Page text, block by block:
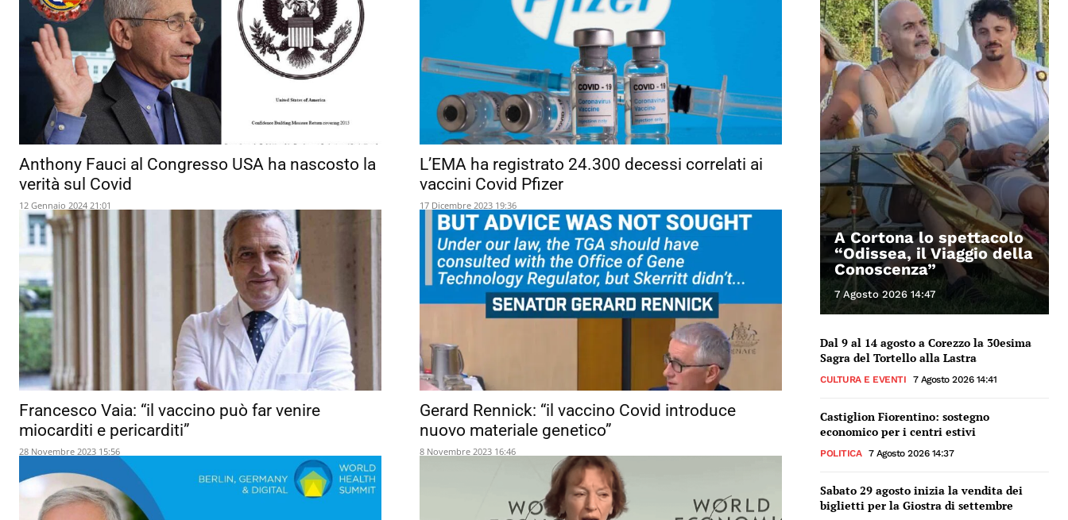
Anthony Fauci al Congresso USA ha nascosto la
verità sul Covid
12 Gennaio 2024 21:01
L’EMA ha registrato 24.300 decessi correlati ai
vaccini Covid Pfizer
17 Dicembre 2023 19:36
Francesco Vaia: “il vaccino può far venire
miocarditi e pericarditi”
28 Novembre 2023 15:56
Gerard Rennick: “il vaccino Covid introduce
nuovo materiale genetico”
8 Novembre 2023 16:46
A Cortona lo spettacolo
“Odissea, il Viaggio della
Conoscenza”
7 Agosto 2026 14:47
Dal 9 al 14 agosto a Corezzo la 30esima
Sagra del Tortello alla Lastra
CULTURA E EVENTI 7 Agosto 2026 14:41
Castiglion Fiorentino: sostegno
economico per i centri estivi
POLITICA 7 Agosto 2026 14:37
Sabato 29 agosto inizia la vendita dei
biglietti per la Giostra di settembre